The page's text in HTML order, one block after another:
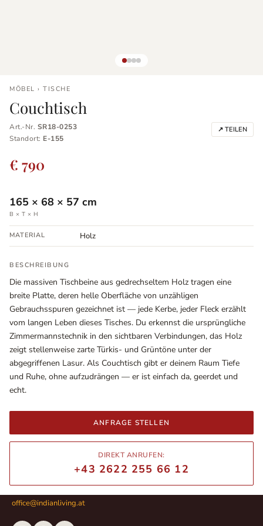
MÖBEL › TISCHE
Couchtisch
Art.-Nr. SR18-0253
Standort: E-155
↗ TEILEN
€ 790
165 × 68 × 57 cm
B × T × H
MATERIAL Holz
BESCHREIBUNG
Die massiven Tischbeine aus gedrechseltem Holz tragen eine
breite Platte, deren helle Oberfläche von unzähligen
Gebrauchsspuren gezeichnet ist — jede Kerbe, jeder Fleck erzählt
vom langen Leben dieses Tisches. Du erkennst die ursprüngliche
Zimmermannstechnik in den sichtbaren Verbindungen, das Holz
zeigt stellenweise zarte Türkis- und Grüntöne unter der
abgegriffenen Lasur. Als Couchtisch gibt er deinem Raum Tiefe
und Ruhe, ohne aufzudrängen — er ist einfach da, geerdet und
echt.
ANFRAGE STELLEN
DIREKT ANRUFEN:
+43 2622 255 66 12
Wiener Straße – Werkstraße 111
+43 2622 255 66 12
office@indianliving.at